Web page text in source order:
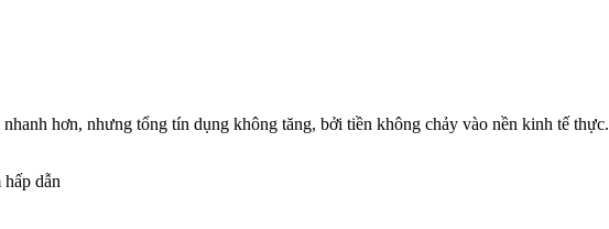
hơn, nhưng tổng tín dụng không tăng, bởi tiền không chảy vào nền kinh tế thực.
dẫn